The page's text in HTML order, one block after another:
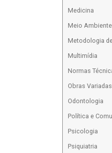
Medicina
Meio Ambiente
Metodologia
Multimídia
Normas
Obras Variadas
Odontologia
Política e
Psicologia
Psiquiatria